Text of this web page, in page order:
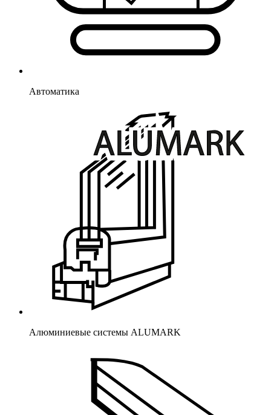
Автоматика
Алюминиевые системы ALUMARK